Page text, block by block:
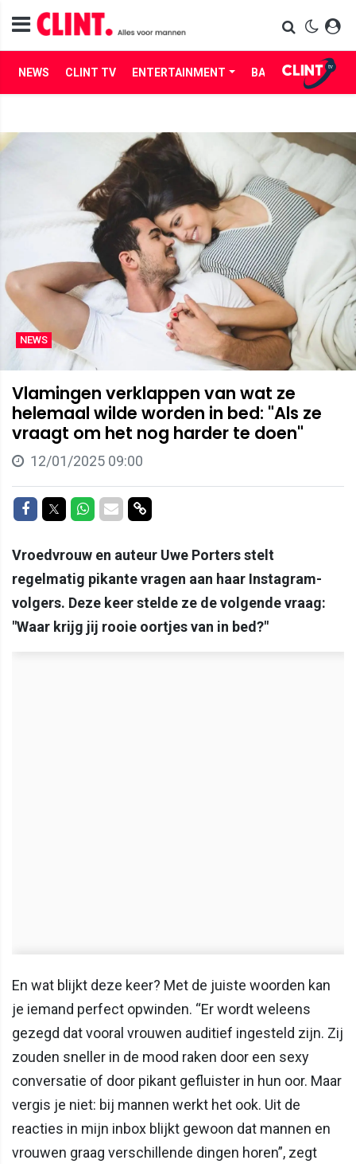
NEWS CLINT TV ENTERTAINMENT BABES LIFE
NEWS
Vlamingen verklappen van wat ze
helemaal wilde worden in bed: "Als ze
vraagt om het nog harder te doen"
12/01/2025 09:00
Delen op Facebook
Delen op Twitter
Delen op Whatsapp
Delen via Mail
Delen via link
Vroedvrouw en auteur Uwe Porters stelt
regelmatig pikante vragen aan haar Instagram-
volgers. Deze keer stelde ze de volgende vraag:
"Waar krijg jij rooie oortjes van in bed?"
En wat blijkt deze keer? Met de juiste woorden kan
je iemand perfect opwinden. “Er wordt weleens
gezegd dat vooral vrouwen auditief ingesteld zijn. Zij
zouden sneller in de mood raken door een sexy
conversatie of door pikant gefluister in hun oor. Maar
vergis je niet: bij mannen werkt het ook. Uit de
reacties in mijn inbox blijkt gewoon dat mannen en
vrouwen graag verschillende dingen horen”, zegt